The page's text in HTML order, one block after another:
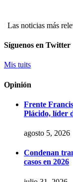
Las noticias más
Síguenos en Twitter
Mis tuits
Opinión
Frente
Plácido, líder
agosto 5, 2026
Condenan
casos en 2026